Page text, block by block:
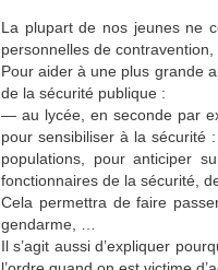
La plupart de nos jeunes ne
personnelles de contravention,
Pour aider à une plus grande
de la sécurité publique :
— au lycée, en seconde par
pour sensibiliser à la sécurité
populations, pour anticiper
fonctionnaires de la sécurité,
Cela permettra de faire
gendarme, …
Il s’agit aussi d’expliquer